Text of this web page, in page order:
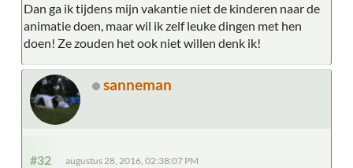
Dan ga ik tijdens mijn vakantie niet de kinderen naar de
animatie doen, maar wil ik zelf leuke dingen met hen
doen! Ze zouden het ook niet willen denk ik!
sanneman
#32 augustus 28, 2016, 02:38:07 PM